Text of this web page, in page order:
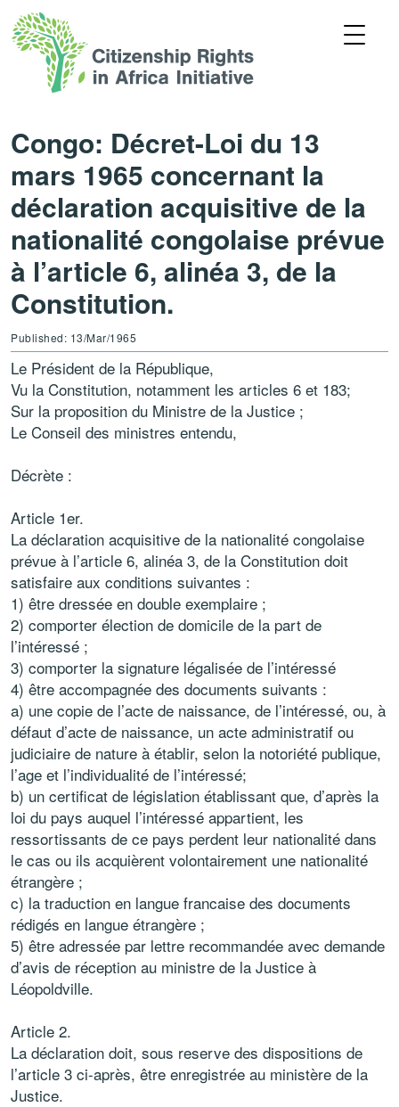
Congo: Décret-Loi du 13
mars 1965 concernant la
déclaration acquisitive de la
nationalité congolaise prévue
à l’article 6, alinéa 3, de la
Constitution.
Published: 13/Mar/1965
Le Président de la République,
Vu la Constitution, notamment les articles 6 et 183;
Sur la proposition du Ministre de la Justice ;
Le Conseil des ministres entendu,
Décrète :
Article 1er.
La déclaration acquisitive de la nationalité congolaise
prévue à l’article 6, alinéa 3, de la Constitution doit
satisfaire aux conditions suivantes :
1) être dressée en double exemplaire ;
2) comporter élection de domicile de la part de
l’intéressé ;
3) comporter la signature légalisée de l’intéressé
4) être accompagnée des documents suivants :
a) une copie de l’acte de naissance, de l’intéressé, ou, à
défaut d’acte de naissance, un acte administratif ou
judiciaire de nature à établir, selon la notoriété publique,
l’age et l’individualité de l’intéressé;
b) un certificat de législation établissant que, d’après la
loi du pays auquel l’intéressé appartient, les
ressortissants de ce pays perdent leur nationalité dans
le cas ou ils acquièrent volontairement une nationalité
étrangère ;
c) la traduction en langue francaise des documents
rédigés en langue étrangère ;
5) être adressée par lettre recommandée avec demande
d’avis de réception au ministre de la Justice à
Léopoldville.
Article 2.
La déclaration doit, sous reserve des dispositions de
l’article 3 ci-après, être enregistrée au ministère de la
Justice.